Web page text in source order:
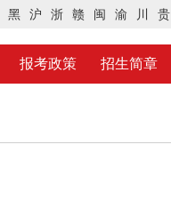
黑 沪 浙 赣 闽 渝 川 贵
报考政策 招生简章